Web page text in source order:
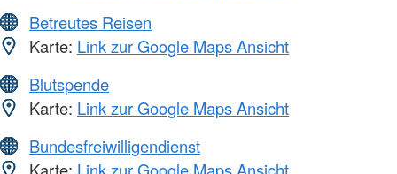
Betreutes Reisen
Karte: Link zur Google Maps Ansicht
Blutspende
Karte: Link zur Google Maps Ansicht
Bundesfreiwilligendienst